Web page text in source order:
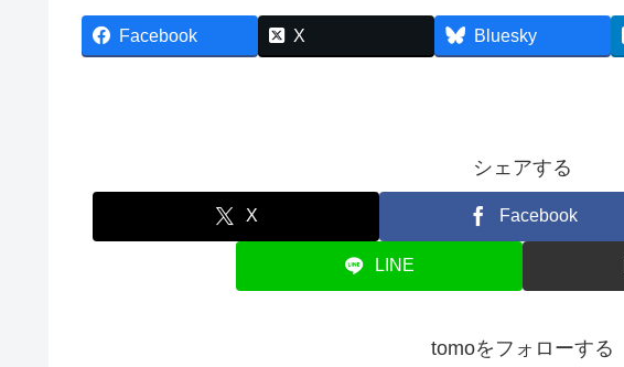
Facebook X Bluesky
シェアする
X Facebook
LINE
tomoをフォローする